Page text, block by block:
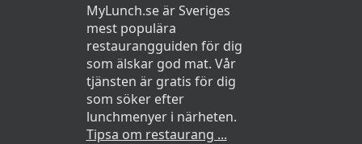
MyLunch.se är Sveriges
mest populära
restaurangguiden för dig
som älskar god mat. Vår
tjänsten är gratis för dig
som söker efter
lunchmenyer i närheten.
Tipsa om restaurang ...